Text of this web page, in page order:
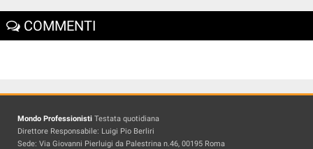
COMMENTI
Mondo Professionisti Testata quotidiana
Direttore Responsabile: Luigi Pio Berliri
Sede: Via Giovanni Pierluigi da Palestrina n.46, 00195 Roma